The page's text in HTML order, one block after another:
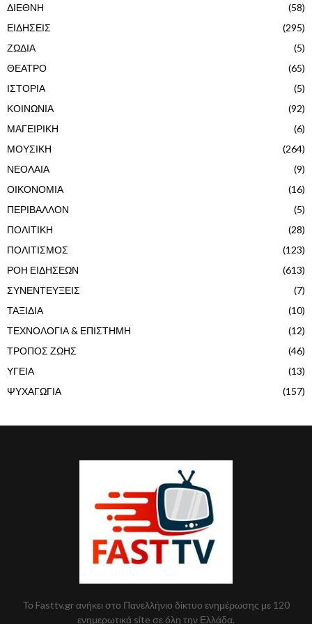
ΔΙΕΘΝΗ
(58)
ΕΙΔΗΣΕΙΣ
(295)
ΖΩΔΙΑ
(5)
ΘΕΑΤΡΟ
(65)
ΙΣΤΟΡΙΑ
(5)
ΚΟΙΝΩΝΙΑ
(92)
ΜΑΓΕΙΡΙΚΗ
(6)
ΜΟΥΣΙΚΗ
(264)
ΝΕΟΛΑΙΑ
(9)
ΟΙΚΟΝΟΜΙΑ
(16)
ΠΕΡΙΒΑΛΛΟΝ
(5)
ΠΟΛΙΤΙΚΗ
(28)
ΠΟΛΙΤΙΣΜΟΣ
(123)
ΡΟΗ ΕΙΔΗΣΕΩΝ
(613)
ΣΥΝΕΝΤΕΥΞΕΙΣ
(7)
ΤΑΞΙΔΙΑ
(10)
ΤΕΧΝΟΛΟΓΙΑ & ΕΠΙΣΤΗΜΗ
(12)
ΤΡΟΠΟΣ ΖΩΗΣ
(46)
ΥΓΕΙΑ
(13)
ΨΥΧΑΓΩΓΙΑ
(157)
Το Fasttv.gr ανήκει στο Πανελλήνιο δίκτυο ενημέρωσης με 120
ενημερωτικά site σε όλη την Ελλάδα.